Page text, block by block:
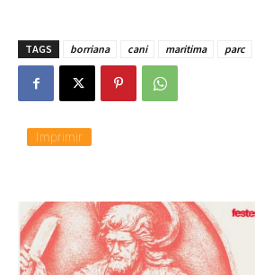
TAGS borriana cani maritima parc
Imprimir